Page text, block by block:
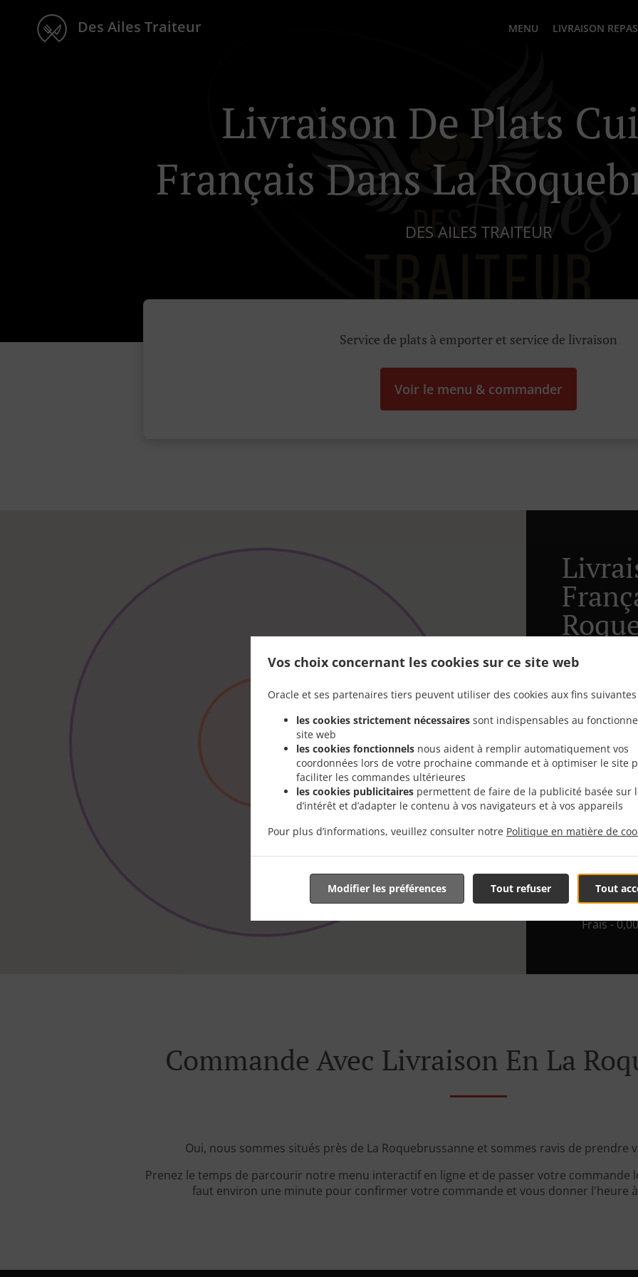
Vos choix concernant les cookies sur ce site web
Oracle et ses partenaires tiers peuvent utiliser des cookies aux fins suivantes
les cookies strictement nécessaires sont indispensables au
site web
les cookies fonctionnels nous aident à remplir automatiquement vos
coordonnées lors de votre prochaine commande et à optimiser le site
faciliter les commandes ultérieures
les cookies publicitaires permettent de faire de la publicité basée sur
d’intérêt et d’adapter le contenu à vos navigateurs et à vos appareils
Pour plus d’informations, veuillez consulter notre Politique en matière de
Tout
Tout refuser
Modifier les préférences
Des Ailes Traiteur MENU LIVRAISON REPAS
Livraison De Plats
Français Dans La
DES AILES TRAITEUR
Service de plats à emporter et service de livraison
Voir le menu & commander
Vous
de preparer
Lorsque
nourriture de
Sélectionnez
que vous
Frais de
Zone
0,00 €
Zone de
Frais -
Commande Avec Livraison En La
Oui, nous sommes situés près de La Roquebrussanne et sommes ravis de prendre
Prenez le temps de parcourir notre menu interactif en ligne et de passer votre commande
faut environ une minute pour confirmer votre commande et vous donner l'heure